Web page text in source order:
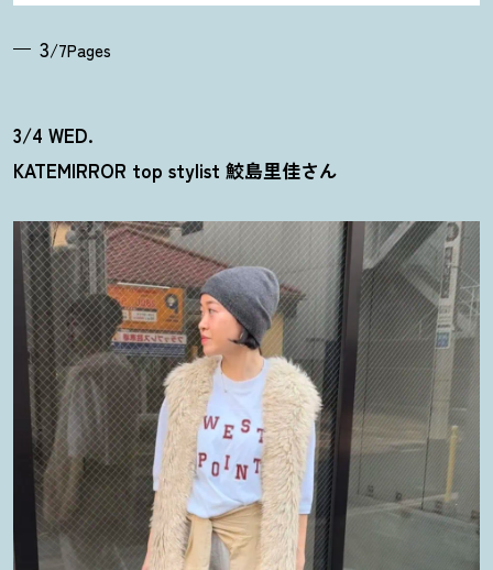
3/7Pages
3/4 WED.
KATEMIRROR top stylist 鮫島里佳さん